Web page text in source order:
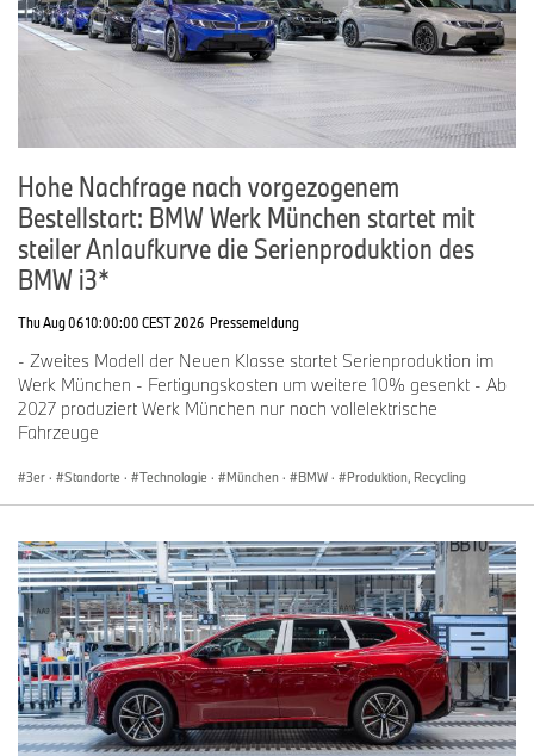
Hohe Nachfrage nach vorgezogenem
Bestellstart: BMW Werk München startet mit
steiler Anlaufkurve die Serienproduktion des
BMW i3*
Thu Aug 06 10:00:00 CEST 2026 Pressemeldung
- Zweites Modell der Neuen Klasse startet Serienproduktion im
Werk München - Fertigungskosten um weitere 10% gesenkt - Ab
2027 produziert Werk München nur noch vollelektrische
Fahrzeuge
3er · Standorte · Technologie · München · BMW · Produktion, Recycling